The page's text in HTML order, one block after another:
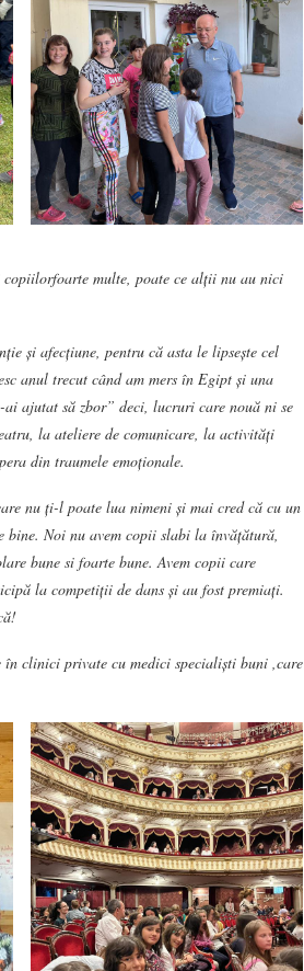
copiilorfoarte multe, poate ce alții nu au nici
și afecțiune, pentru că asta le lipsește cel
anul trecut când am mers în Egipt și una
ajutat să zbor” deci, lucruri care nouă ni se
la ateliere de comunicare, la activități
din traumele emoționale.
nu ți-l poate lua nimeni și mai cred că cu un
Noi nu avem copii slabi la învățătură,
bune si foarte bune. Avem copii care
la competiții de dans și au fost premiați.
în clinici private cu medici specialiști buni ,care